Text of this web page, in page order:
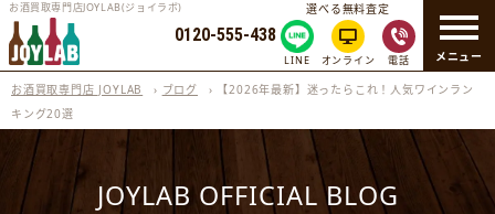
メニュー
お酒買取専門店JOYLAB(ジョイラボ)
0120-555-438
選べる無料査定
LINE オンライン 電話
お酒買取専門店 JOYLAB › ブログ ›
【2026年最新】迷ったらこれ！人気ワインラン
キング20選
JOYLAB OFFICIAL BLOG